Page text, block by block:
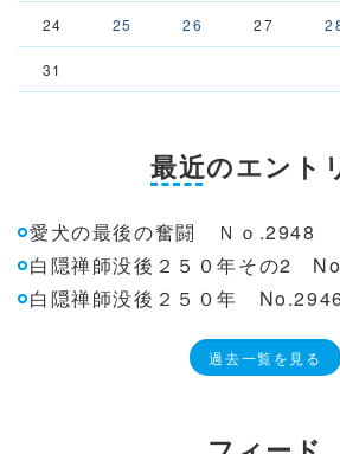
24 25 26 27
31
最近のエント
愛犬の最後の奮闘 Ｎｏ.2948
白隠禅師没後２５０年その2
白隠禅師没後２５０年
過去一覧を見る